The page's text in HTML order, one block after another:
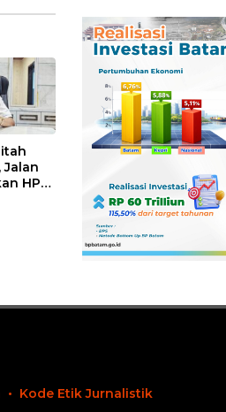
Jalan
HPM
Kode Etik Jurnalistik